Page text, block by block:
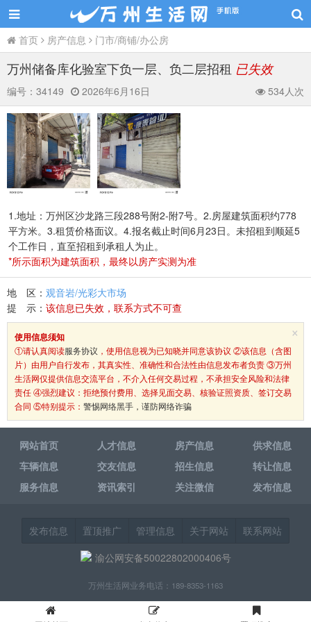
首页 房产信息 门市/商铺/办公房
万州储备库化验室下负一层、负二层招租 已失效
编号： 34149 2026年6月16日 534人次
1.地址：万州区沙龙路三段288号附2-附7号。2.房屋建筑面积约778
平方米。3.租赁价格面议。4.报名截止时间6月23日。未招租到顺延5
个工作日，直至招租到承租人为止。
*所示面积为建筑面积，最终以房产实测为准
地 区： 观音岩/光彩大市场
提 示： 该信息已失效，联系方式不可查
×
使用信息须知
①请认真阅读服务协议 ，使用信息视为已知晓并同意该协议 ②该信息（含图
片）由用户自行发布，其真实性、准确性和合法性由信息发布者负责 ③万州
生活网仅提供信息交流平台，不介入任何交易过程，不承担安全风险和法律
责任 ④强烈建议：拒绝预付费用、选择见面交易、核验证照资质、签订交易
合同 ⑤特别提示： 警惕网络黑手，谨防网络诈骗
网站首页 人才信息 房产信息
供求信息
车辆信息
交友信息 招生信息
转让信息
服务信息
资讯索引 关注微信 发布信息
发布信息 置顶推广 管理信息 关于网站
联系网站
渝公网安备50022802000406号
万州生活网业务电话：189-8353-1163